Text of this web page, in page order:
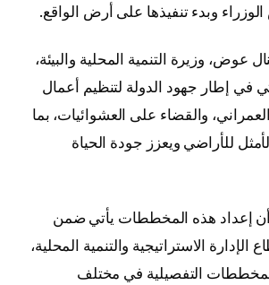
وبدء تنفيذها على أرض الواقع.
عوض، وزيرة التنمية المحلية والبيئة،
في إطار جهود الدولة لتنظيم أعمال
والقضاء على العشوائيات، بما
للأراضي ويعزز جودة الحياة
إعداد هذه المخططات يأتي ضمن
الاستراتيجية والتنمية المحلية،
المخططات التفصيلية في مختلف